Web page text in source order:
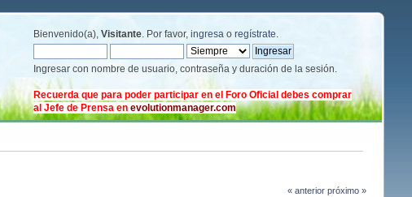
Bienvenido(a),Visitante. Por favor,ingresa oregístrate.
Ingresar con nombre de usuario, contraseña y duración de la sesión.
Recuerda que para poder participar en el Foro Oficial debes comprar
al Jefe de Prensa enevolutionmanager.com
« anterior próximo »